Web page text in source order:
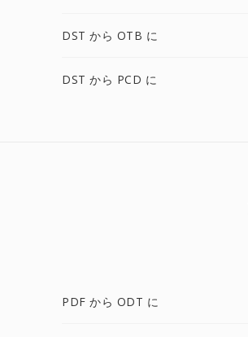
DST から OTB に
DST から PCD に
PDF から ODT に